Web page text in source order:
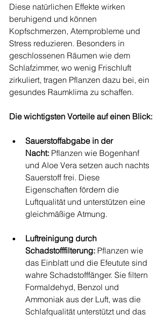
Diese natürlichen Effekte wirken
beruhigend und können
Kopfschmerzen, Atemprobleme und
Stress reduzieren. Besonders in
geschlossenen Räumen wie dem
Schlafzimmer, wo wenig Frischluft
zirkuliert, tragen Pflanzen dazu bei, ein
gesundes Raumklima zu schaffen.
Die wichtigsten Vorteile auf einen Blick:
Sauerstoffabgabe in der
Nacht: Pflanzen wie Bogenhanf
und Aloe Vera setzen auch nachts
Sauerstoff frei. Diese
Eigenschaften fördern die
Luftqualität und unterstützen eine
gleichmäßige Atmung.
Luftreinigung durch
Schadstofffilterung: Pflanzen wie
das Einblatt und die Efeutute sind
wahre Schadstofffänger. Sie filtern
Formaldehyd, Benzol und
Ammoniak aus der Luft, was die
Schlafqualität unterstützt und das